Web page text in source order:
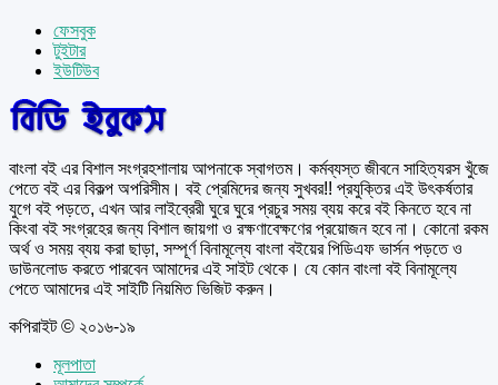
ফেসবুক
টুইটার
ইউটিউব
বাংলা বই এর বিশাল সংগ্রহশালায় আপনাকে স্বাগতম। কর্মব্যস্ত জীবনে সাহিত্যরস খুঁজে
পেতে বই এর বিকল্প অপরিসীম। বই প্রেমিদের জন্য সুখবর!! প্রযুক্তির এই উৎকর্ষতার
যুগে বই পড়তে, এখন আর লাইব্রেরী ঘুরে ঘুরে প্রচুর সময় ব্যয় করে বই কিনতে হবে না
কিংবা বই সংগ্রহের জন্য বিশাল জায়গা ও রক্ষণাবেক্ষণের প্রয়োজন হবে না। কোনো রকম
অর্থ ও সময় ব্যয় করা ছাড়া, সম্পূর্ণ বিনামূল্যে বাংলা বইয়ের পিডিএফ ভার্সন পড়তে ও
ডাউনলোড করতে পারবেন আমাদের এই সাইট থেকে। যে কোন বাংলা বই বিনামূল্যে
পেতে আমাদের এই সাইটি নিয়মিত ভিজিট করুন।
কপিরাইট © ২০১৬-১৯
মূলপাতা